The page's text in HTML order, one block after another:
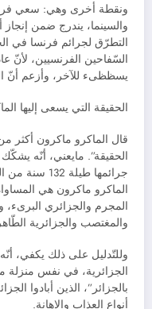
ونقطة أخرى وهي: سعي
والسينما، يندرج ضمن
التطرّق لجرائم فرنسا في
السّفاحين الفرنسيين، لأنّ
يسظظىء للآخر، وأزعم أنّ
الحقيقة التي يسعى إليها
قال الماكرو ماكرون أكثر
الحقيقة”. مايعني، أنّه
جرائمها
الماكرو ماكرون هي
المجرم والجزائري البرىء،
والمغتصب والجزائرية
وللتّدليل على ذلك يكفي،
الجزائرية، في نفس منزلة
بالجزائر”، الذين أبادوا
أنواع العذاب والإهانة.